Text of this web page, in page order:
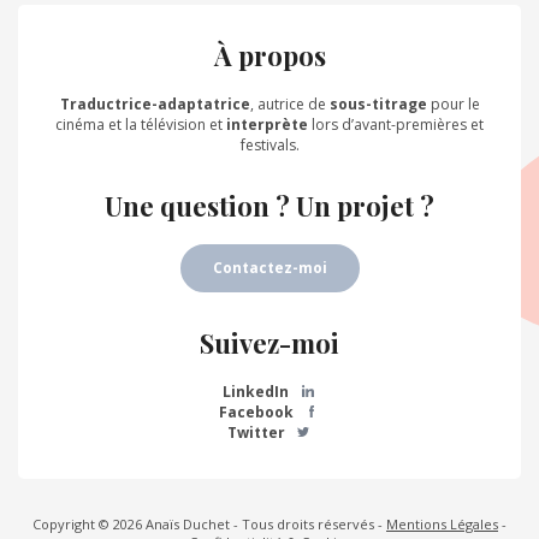
À propos
Traductrice-adaptatrice, autrice de sous-titrage pour le
cinéma et la télévision et interprète lors d’avant-premières et
festivals.
Une question ? Un projet ?
Contactez-moi
Suivez-moi
LinkedIn
Facebook
Twitter
Copyright © 2026 Anaïs Duchet - Tous droits réservés - Mentions Légales -